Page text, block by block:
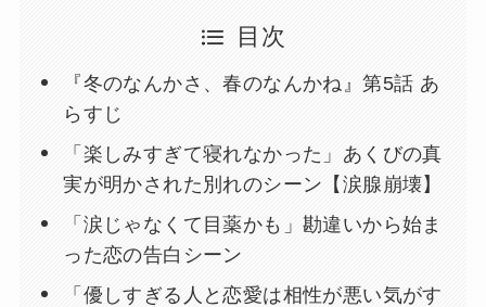
目次
『冬のなんかさ、春のなんかね』第5話 あ
らすじ
「楽しみすぎて寝れなかった」あくびの真
実が明かされた別れのシーン【涙腺崩壊】
「涙じゃなくて目薬かも」勘違いから始ま
った恋の告白シーン
「優しすぎる人と恋愛は相性が悪い気がす